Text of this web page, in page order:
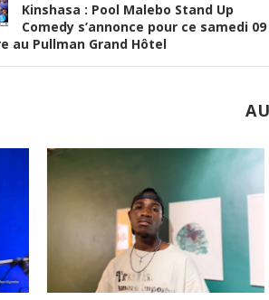
Kinshasa : Pool Malebo Stand Up
Comedy s’annonce pour ce samedi 09
au Pullman Grand Hôtel